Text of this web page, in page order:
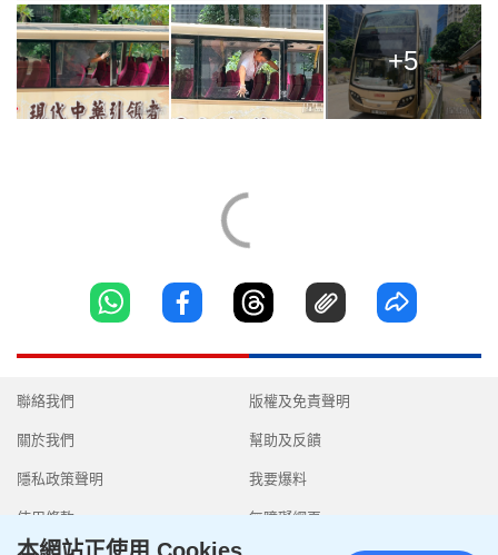
+5
聯絡我們
關於我們
隱私政策聲明
使用條款
版權及免責聲明
幫助及反饋
我要爆料
無障礙網頁